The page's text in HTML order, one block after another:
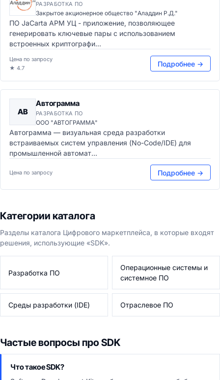
РАЗРАБОТКА ПО
Закрытое акционерное общество "Аладдин Р.Д."
ПО JaCarta АРМ УЦ - приложение, позволяющее
генерировать ключевые пары с использованием
встроенных криптографи...
Цена по запросу
★ 4.7
Подробнее →
АВ
Автограмма
РАЗРАБОТКА ПО
ООО "АВТОГРАММА"
Автограмма — визуальная среда разработки
встраиваемых систем управления (No-Code/IDE) для
промышленной автомат...
Цена по запросу Подробнее →
Категории каталога
Разделы каталога Цифрового маркетплейса, в которые входят
решения, использующие «SDK».
Разработка ПО
Операционные системы и
системное ПО
Среды разработки (IDE) Отраслевое ПО
Частые вопросы про SDK
Что такое SDK?